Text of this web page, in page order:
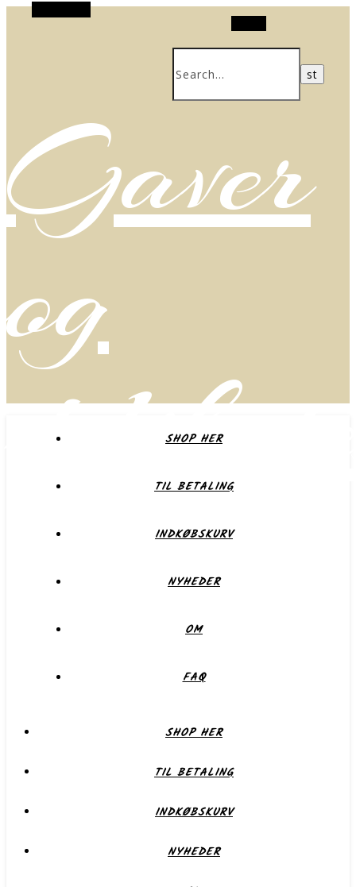
Gaver
og
SHOP HER
TIL BETALING
INDKØBSKURV
NYHEDER
OM
FAQ
SHOP HER
TIL BETALING
INDKØBSKURV
NYHEDER